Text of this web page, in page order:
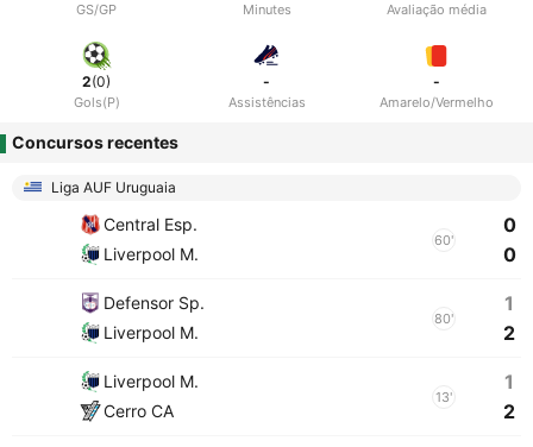
GS/GP Minutes Avaliação média
2(0)
Gols(P)
-
Assistências
-
Amarelo/Vermelho
Concursos recentes
Liga AUF Uruguaia
Central Esp.
Liverpool M.
60'
0
0
Defensor Sp.
Liverpool M.
80'
1
2
Liverpool M.
Cerro CA
13'
1
2